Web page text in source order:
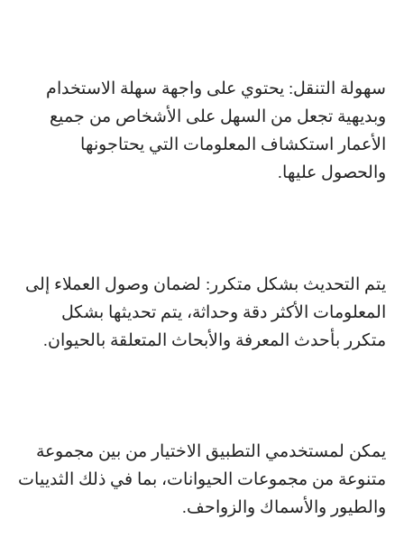
سهولة التنقل: يحتوي على واجهة سهلة الاستخدام
وبديهية تجعل من السهل على الأشخاص من جميع
الأعمار استكشاف المعلومات التي يحتاجونها
والحصول عليها.
يتم التحديث بشكل متكرر: لضمان وصول العملاء إلى
المعلومات الأكثر دقة وحداثة، يتم تحديثها بشكل
متكرر بأحدث المعرفة والأبحاث المتعلقة بالحيوان.
يمكن لمستخدمي التطبيق الاختيار من بين مجموعة
متنوعة من مجموعات الحيوانات، بما في ذلك الثدييات
والطيور والأسماك والزواحف.